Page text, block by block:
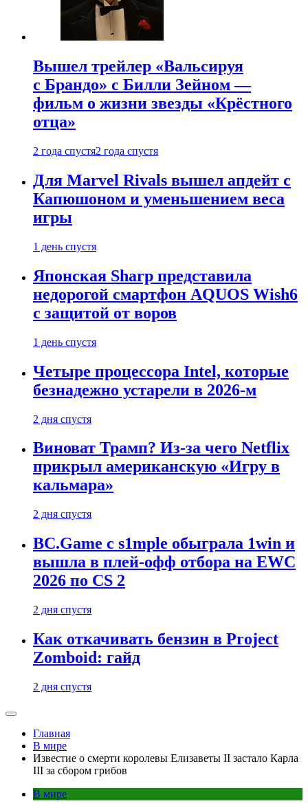
Вышел трейлер «Вальсируя
с Брандо» с Билли Зейном —
фильм о жизни звезды «Крёстного
отца»
2 года спустя2 года спустя
Для Marvel Rivals вышел апдейт с
Капюшоном и уменьшением веса
игры
1 день спустя
Японская Sharp представила
недорогой смартфон AQUOS Wish6
с защитой от воров
1 день спустя
Четыре процессора Intel, которые
безнадежно устарели в 2026-м
2 дня спустя
Виноват Трамп? Из-за чего Netflix
прикрыл американскую «Игру в
кальмара»
2 дня спустя
BC.Game с s1mple обыграла 1win и
вышла в плей-офф отбора на EWC
2026 по CS 2
2 дня спустя
Как откачивать бензин в Project
Zomboid: гайд
2 дня спустя
Главная
В мире
Известие о смерти королевы Елизаветы II застало Карла
III за сбором грибов
В мире